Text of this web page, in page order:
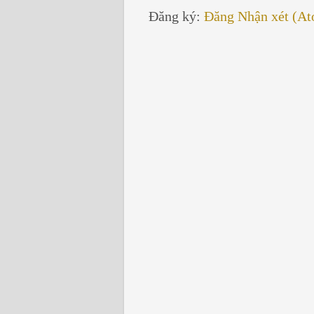
Đăng ký: Đăng Nhận xét